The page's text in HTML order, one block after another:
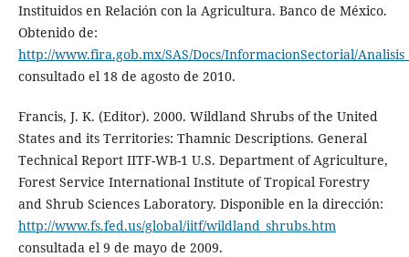
Instituidos en Relación con la Agricultura. Banco de México.
Obtenido de:
http://www.fira.gob.mx/SAS/Docs/InformacionSectorial/
consultado el 18 de agosto de 2010.
Francis, J. K. (Editor). 2000. Wildland Shrubs of the United
States and its Territories: Thamnic Descriptions. General
Technical Report IITF-WB-1 U.S. Department of Agriculture,
Forest Service International Institute of Tropical Forestry
and Shrub Sciences Laboratory. Disponible en la dirección:
http://www.fs.fed.us/global/iitf/wildland_shrubs.htm
consultada el 9 de mayo de 2009.